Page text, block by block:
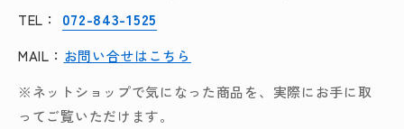
TEL：
072-843-1525
MAIL： お問い合せはこちら
※ネットショップで気になった商品を、実際にお手に取
ってご覧いただけます。